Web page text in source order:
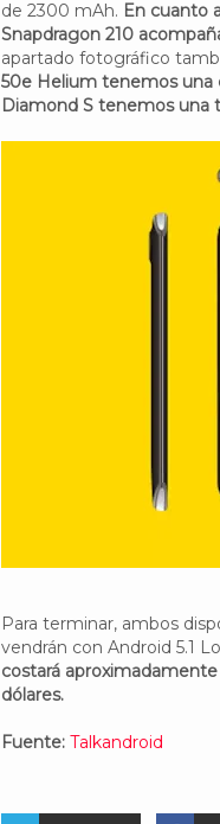
de 2300 mAh. En cuanto
Snapdragon 210
apartado fotográfico
50e Helium tenemos una
Diamond S tenemos una
Para terminar, ambos
vendrán con Android 5.1
costará
dólares.
Fuente: Talkandroid